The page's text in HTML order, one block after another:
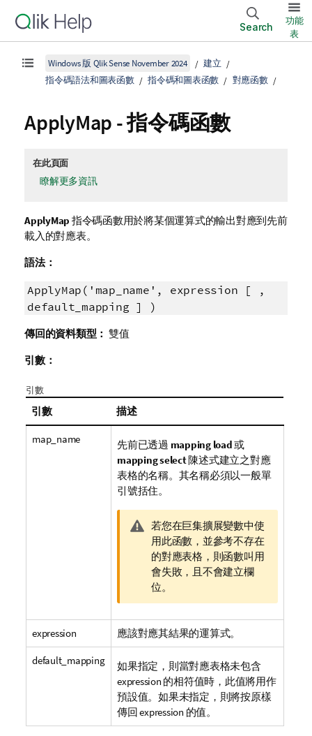
Search
功能
表
Windows 版 Qlik Sense November 2024
建立
指令碼語法和圖表函數
指令碼和圖表函數 對應函數
ApplyMap - 指令碼函數
在此頁面
瞭解更多資訊
ApplyMap 指令碼函數用於將某個運算式的輸出對應到先前
載入的對應表。
語法：
ApplyMap('map_name', expression [ ,
default_mapping ] )
傳回的資料類型： 雙值
引數：
引數
引數 描述
map_name 先前已透過 mapping load或
mapping select陳述式建立之對應
表格的名稱。其名稱必須以一般單
引號括住。
警
告
備
註
若您在巨集擴展變數中使
用此函數，並參考不存在
的對應表格，則函數叫用
會失敗，且不會建立欄
位。
expression 應該對應其結果的運算式。
default_mapping
如果指定，則當對應表格未包含
expression 的相符值時，此值將用作
預設值。如果未指定，則將按原樣
傳回expression 的值。